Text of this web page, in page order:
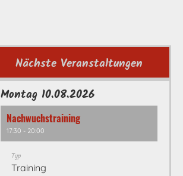
Nächste Veranstaltungen
Montag 10.08.2026
Nachwuchstraining
17:30 - 20:00
Typ
Training